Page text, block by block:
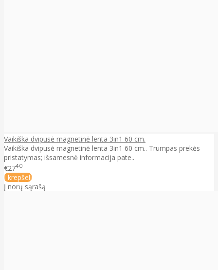
Vaikiška dvipusė magnetinė lenta 3in1 60 cm.
Vaikiška dvipusė magnetinė lenta 3in1 60 cm.. Trumpas prekės
pristatymas; išsamesnė informacija pate..
€2740
Į krepšelį
Į norų sąrašą